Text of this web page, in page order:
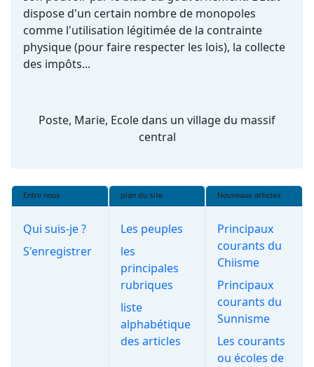
dispose d'un certain nombre de monopoles
comme l'utilisation légitimée de la contrainte
physique (pour faire respecter les lois), la collecte
des impôts...
Poste, Marie, Ecole dans un village du massif
central
Entre nous
Qui suis-je ?
S'enregistrer
plan du site
Les peuples
les
principales
rubriques
liste
alphabétique
des articles
Nouveaux articles
Principaux
courants du
Chiisme
Principaux
courants du
Sunnisme
Les courants
ou écoles de